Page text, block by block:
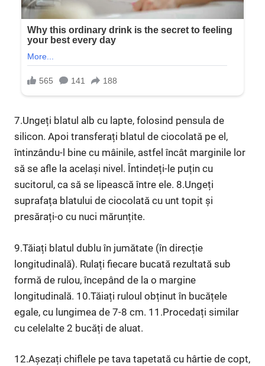
7.Ungeți blatul alb cu lapte, folosind pensula de
silicon. Apoi transferați blatul de ciocolată pe el,
întinzându-l bine cu mâinile, astfel încât marginile lor
să se afle la același nivel. Întindeți-le puțin cu
sucitorul, ca să se lipească între ele. 8.Ungeți
suprafața blatului de ciocolată cu unt topit și
presărați-o cu nuci mărunțite.
9.Tăiați blatul dublu în jumătate (în direcție
longitudinală). Rulați fiecare bucată rezultată sub
formă de rulou, începând de la o margine
longitudinală. 10.Tăiați ruloul obținut în bucățele
egale, cu lungimea de 7-8 cm. 11.Procedați similar
cu celelalte 2 bucăți de aluat.
12.Așezați chiflele pe tava tapetată cu hârtie de copt,